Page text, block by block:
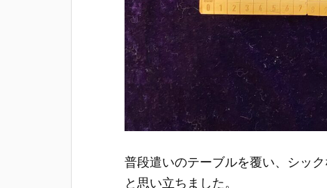
普段遣いのテーブルを覆い、シッ
と思い立ちました。